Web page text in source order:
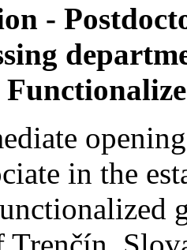
-
in the